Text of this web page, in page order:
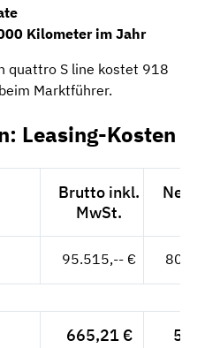
Kilometer im Jahr
quattro S line kostet 918
Marktführer.
Leasing-Kosten
Brutto inkl.
MwSt.
Netto
95.515,-- €
665,21 €